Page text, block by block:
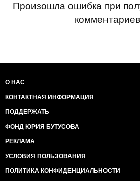
Произошла ошибка при
О НАС
КОНТАКТНАЯ ИНФОРМАЦИЯ
ПОДДЕРЖАТЬ
ФОНД ЮРИЯ БУТУСОВА
РЕКЛАМА
УСЛОВИЯ ПОЛЬЗОВАНИЯ
ПОЛИТИКА КОНФИДЕНЦИАЛЬНОСТИ